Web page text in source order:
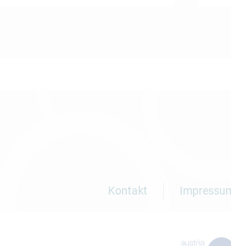
Kontakt